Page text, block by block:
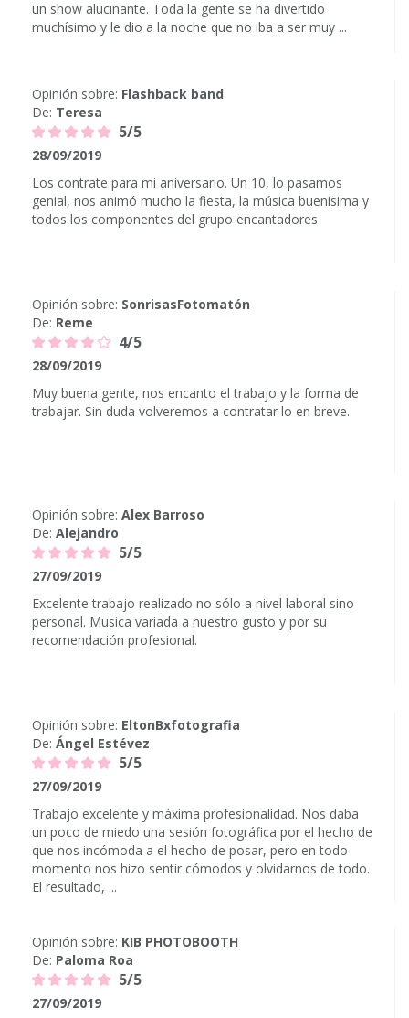
un show alucinante. Toda la gente se ha divertido
muchísimo y le dio a la noche que no iba a ser muy ...
Opinión sobre: Flashback band
De: Teresa
5/5
28/09/2019
Los contrate para mi aniversario. Un 10, lo pasamos
genial, nos animó mucho la fiesta, la música buenísima y
todos los componentes del grupo encantadores
Opinión sobre: SonrisasFotomatón
De: Reme
4/5
28/09/2019
Muy buena gente, nos encanto el trabajo y la forma de
trabajar. Sin duda volveremos a contratar lo en breve.
Opinión sobre: Alex Barroso
De: Alejandro
5/5
27/09/2019
Excelente trabajo realizado no sólo a nivel laboral sino
personal. Musica variada a nuestro gusto y por su
recomendación profesional.
Opinión sobre: EltonBxfotografia
De: Ángel Estévez
5/5
27/09/2019
Trabajo excelente y máxima profesionalidad. Nos daba
un poco de miedo una sesión fotográfica por el hecho de
que nos incómoda a el hecho de posar, pero en todo
momento nos hizo sentir cómodos y olvidarnos de todo.
El resultado, ...
Opinión sobre: KIB PHOTOBOOTH
De: Paloma Roa
5/5
27/09/2019